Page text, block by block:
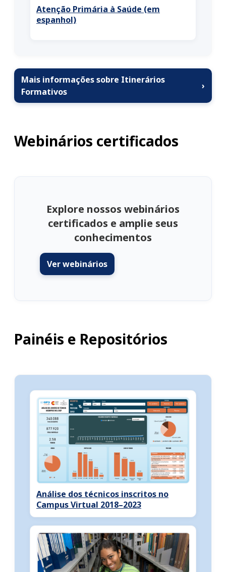
Atenção Primária à Saúde (em
espanhol)
Mais informações sobre Itinerários
Formativos
›
Webinários certificados
Explore nossos webinários
certificados e amplie seus
conhecimentos
Ver webinários
Painéis e Repositórios
Análise dos técnicos inscritos no
Campus Virtual 2018–2023